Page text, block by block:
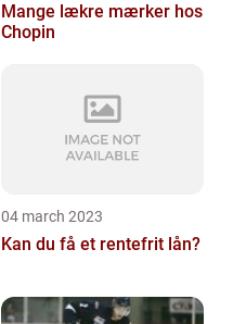
Mange lækre mærker hos
Chopin
04 march 2023
Kan du få et rentefrit lån?